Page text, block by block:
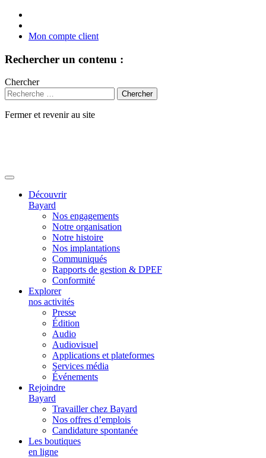
Mon compte client
Rechercher un contenu :
Chercher
Fermer et revenir au site
Découvrir
Bayard
Nos engagements
Notre organisation
Notre histoire
Nos implantations
Communiqués
Rapports de gestion & DPEF
Conformité
Explorer
nos activités
Presse
Édition
Audio
Audiovisuel
Applications et plateformes
Services média
Événements
Rejoindre
Bayard
Travailler chez Bayard
Nos offres d’emplois
Candidature spontanée
Les boutiques
en ligne